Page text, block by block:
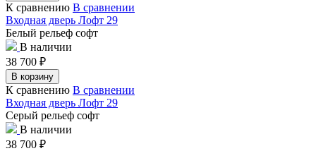
К сравнению В сравнении
Входная дверь Лофт 29
Белый рельеф софт
В наличии
38 700 ₽
В корзину
К сравнению В сравнении
Входная дверь Лофт 29
Серый рельеф софт
В наличии
38 700 ₽